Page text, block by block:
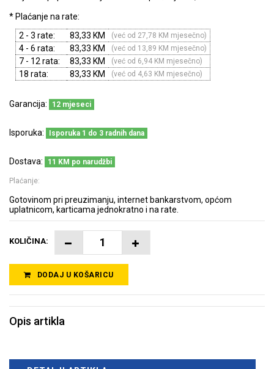
* Plaćanje na rate:
2 - 3 rate:
83,33 KM (već od 27,78 KM mjesečno)
4 - 6 rata: 83,33 KM (već od 13,89 KM mjesečno)
7 - 12 rata: 83,33 KM (već od 6,94 KM mjesečno)
18 rata: 83,33 KM (već od 4,63 KM mjesečno)
Garancija: 12 mjeseci
Isporuka: Isporuka 1 do 3 radnih dana
Dostava: 11 KM po narudžbi
Plaćanje:
Gotovinom pri preuzimanju, internet bankarstvom, općom
uplatnicom, karticama jednokratno i na rate.
KOLIČINA:
DODAJ U KOŠARICU
Opis artikla